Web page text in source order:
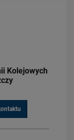
Kolejowych